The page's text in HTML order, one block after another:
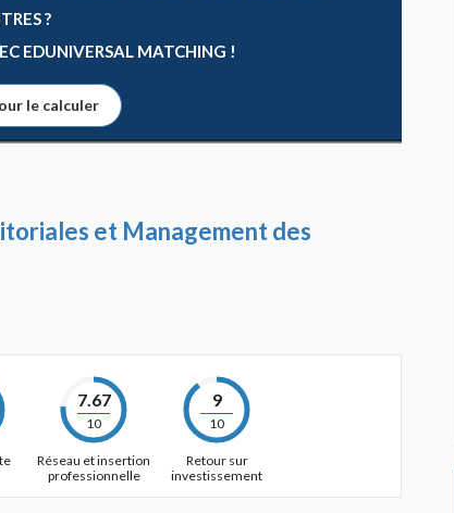
?
EDUNIVERSAL MATCHING !
le calculer
et Management des
7.67
10
Réseau et insertion
professionnelle
9
10
Retour sur
investissement